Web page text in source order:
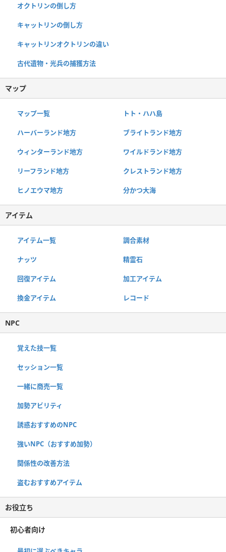
オクトリンの倒し方
キャットリンの倒し方
キャットリンオクトリンの違い
古代遺物・光兵の捕獲方法
マップ
マップ一覧 トト・ハハ島
ハーバーランド地方 ブライトランド地方
ウィンターランド地方 ワイルドランド地方
リーフランド地方 クレストランド地方
ヒノエウマ地方 分かつ大海
アイテム
アイテム一覧 調合素材
ナッツ 精霊石
回復アイテム 加工アイテム
換金アイテム レコード
NPC
覚えた技一覧
セッション一覧
一緒に商売一覧
加勢アビリティ
誘惑おすすめのNPC
強いNPC（おすすめ加勢）
関係性の改善方法
盗むおすすめアイテム
お役立ち
初心者向け